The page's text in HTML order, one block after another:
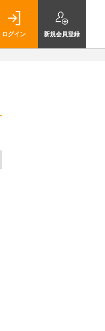
ログイン 新規会員登録